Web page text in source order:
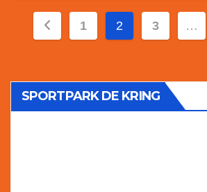
Berichtnavigatie
1 2 3 …
SPORTPARK DE KRING